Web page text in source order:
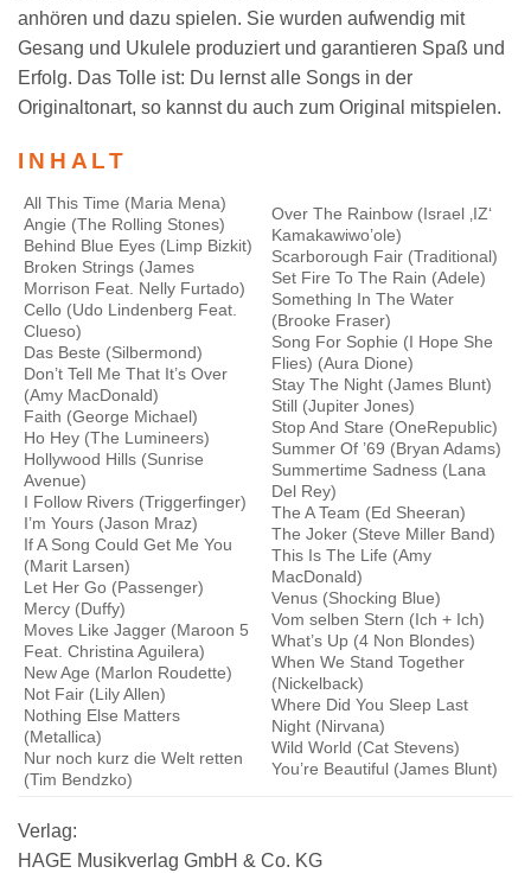
anhören und dazu spielen. Sie wurden aufwendig mit
Gesang und Ukulele produziert und garantieren Spaß und
Erfolg. Das Tolle ist: Du lernst alle Songs in der
Originaltonart, so kannst du auch zum Original mitspielen.
INHALT
All This Time (Maria Mena)
Angie (The Rolling Stones)
Behind Blue Eyes (Limp Bizkit)
Broken Strings (James
Morrison Feat. Nelly Furtado)
Cello (Udo Lindenberg Feat.
Clueso)
Das Beste (Silbermond)
Don’t Tell Me That It’s Over
(Amy MacDonald)
Faith (George Michael)
Ho Hey (The Lumineers)
Hollywood Hills (Sunrise
Avenue)
I Follow Rivers (Triggerfinger)
I’m Yours (Jason Mraz)
If A Song Could Get Me You
(Marit Larsen)
Let Her Go (Passenger)
Mercy (Duffy)
Moves Like Jagger (Maroon 5
Feat. Christina Aguilera)
New Age (Marlon Roudette)
Not Fair (Lily Allen)
Nothing Else Matters
(Metallica)
Nur noch kurz die Welt retten
(Tim Bendzko)
Over The Rainbow (Israel ‚IZ‘
Kamakawiwo’ole)
Scarborough Fair (Traditional)
Set Fire To The Rain (Adele)
Something In The Water
(Brooke Fraser)
Song For Sophie (I Hope She
Flies) (Aura Dione)
Stay The Night (James Blunt)
Still (Jupiter Jones)
Stop And Stare (OneRepublic)
Summer Of ’69 (Bryan Adams)
Summertime Sadness (Lana
Del Rey)
The A Team (Ed Sheeran)
The Joker (Steve Miller Band)
This Is The Life (Amy
MacDonald)
Venus (Shocking Blue)
Vom selben Stern (Ich + Ich)
What’s Up (4 Non Blondes)
When We Stand Together
(Nickelback)
Where Did You Sleep Last
Night (Nirvana)
Wild World (Cat Stevens)
You’re Beautiful (James Blunt)
Verlag:
HAGE Musikverlag GmbH & Co. KG